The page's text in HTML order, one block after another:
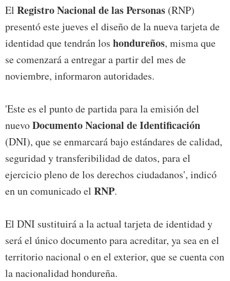
El Registro Nacional de las Personas (RNP)
presentó este jueves el diseño de la nueva tarjeta de
identidad que tendrán los hondureños, misma que
se comenzará a entregar a partir del mes de
noviembre, informaron autoridades.
'Este es el punto de partida para la emisión del
nuevoDocumento Nacional de Identificación
(DNI), que se enmarcará bajo estándares de calidad,
seguridad y transferibilidad de datos, para el
ejercicio pleno de los derechos ciudadanos', indicó
en un comunicado el RNP.
El DNI sustituirá a la actual tarjeta de identidad y
será el único documento para acreditar, ya sea en el
territorio nacional o en el exterior, que se cuenta con
la nacionalidad hondureña.